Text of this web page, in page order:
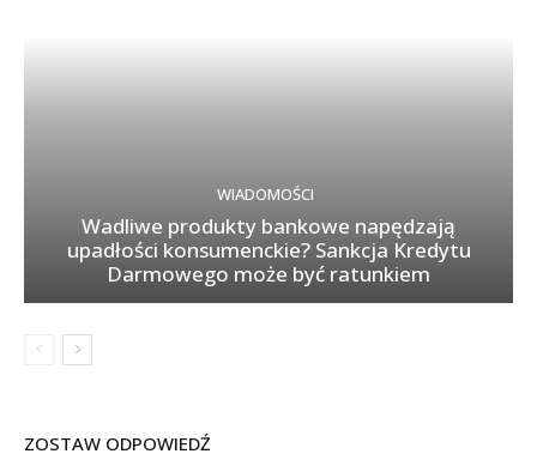
WIADOMOŚCI
Wadliwe produkty bankowe napędzają
upadłości konsumenckie? Sankcja Kredytu
Darmowego może być ratunkiem
ZOSTAW ODPOWIEDŹ